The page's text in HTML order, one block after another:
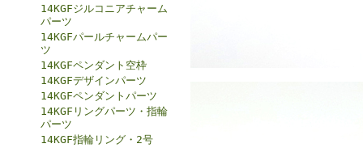
14KGFジルコニアチャーム
パーツ
14KGFパールチャームパー
ツ
14KGFペンダント空枠
14KGFデザインパーツ
14KGFペンダントパーツ
14KGFリングパーツ・指輪
パーツ
14KGF指輪リング・2号